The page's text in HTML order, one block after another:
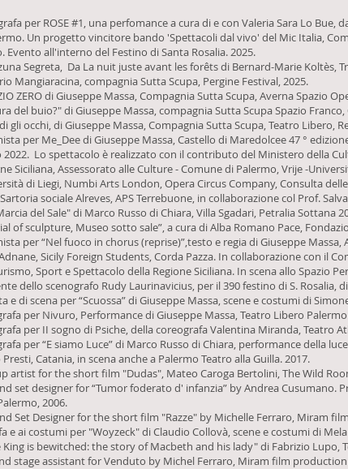
per ROSE #1, una perfomance a cura di e con Valeria Sara Lo
Un progetto vincitore bando 'Spettacoli dal vivo' del Mic Italia,
all'interno del Festino di Santa Rosalia. 2025.
Segreta, Da La nuit juste avant les forêts di Bernard-Marie Koltès,
Mangiaracina, compagnia Sutta Scupa, Pergine Festival, 2025.
ZERO di Giuseppe Massa, Compagnia Sutta Scupa, Averna Spazio
del buio?" di Giuseppe Massa, compagnia Sutta Scupa Spazio
gli occhi, di Giuseppe Massa, Compagnia Sutta Scupa, Teatro Libero,
per Me_Dee di Giuseppe Massa, Castello di Maredolcee 47 °
2022. Lo spettacolo è realizzato con il contributo del Ministero della
Siciliana, Assessorato alle Culture - Comune di Palermo, Vrije -
di Liegi, Numbi Arts London, Opera Circus Company, Consulta
sociale Alreves, APS Terrebuone, in collaborazione col Prof.
del Sale" di Marco Russo di Chiara, Villa Sgadari, Petralia
of sculpture, Museo sotto sale”, a cura di Alba Romano Pace,
per “Nel fuoco in chorus (reprise)”,testo e regia di Giuseppe
Sicily Foreign Students, Corda Pazza. In collaborazione con il
Sport e Spettacolo della Regione Siciliana. In scena allo Spazio
dello scenografo Rudy Laurinavicius, per il 390 festino di S. Rosalia,
e di scena per “Scuossa” di Giuseppe Massa, scene e costumi di
per Nivuro, Performance di Giuseppe Massa, Teatro Libero
per II sogno di Psiche, della coreografa Valentina Miranda, Teatro
per “E siamo Luce” di Marco Russo di Chiara, performance della
Catania, in scena anche a Palermo Teatro alla Guilla. 2017.
artist for the short film "Dudas", Mateo Caroga Bertolini, The Wild
set designer for “Tumor foderato d' infanzia” by Andrea Cusumano.
2006.
Set Designer for the short film "Razze" by Michelle Ferraro, Miram
e ai costumi per "Woyzeck" di Claudio Collovà, scene e costumi di
is bewitched: the story of Macbeth and his lady" di Fabrizio Lupo,
stage assistant for Venduto by Michel Ferraro, Miram film